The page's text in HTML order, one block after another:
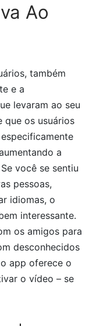
Ao
também
e a
levaram ao seu
que os usuários
a
você se sentiu
pessoas,
idiomas, o
interessante.
os amigos para
desconhecidos
app oferece o
o vídeo – se